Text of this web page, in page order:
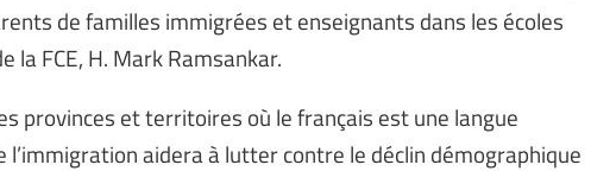
de familles immigrées et enseignants dans les écoles
la FCE, H. Mark Ramsankar.
provinces et territoires où le français est une langue
aidera à lutter contre le déclin démographique